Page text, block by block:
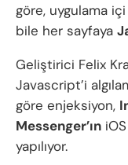
göre, uygulama
bile her sayfaya
Geliştirici Felix
Javascript’i
göre enjeksiyon,
Messenger’ın
yapılıyor.